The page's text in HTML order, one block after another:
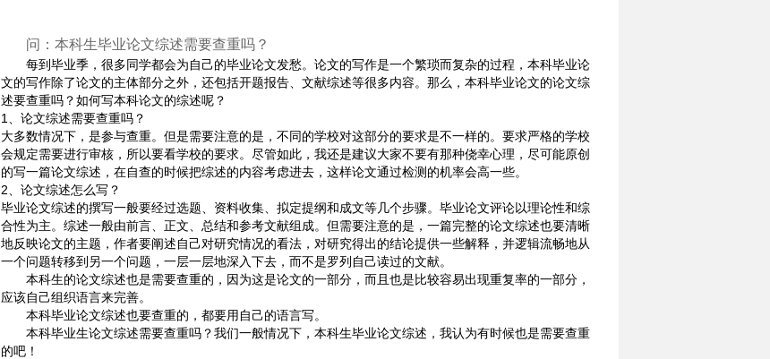
问：本科生毕业论文综述需要查重吗？
每到毕业季，很多同学都会为自己的毕业论文发愁。论文的写作是一个繁琐而复杂的过程，本科毕业论
文的写作除了论文的主体部分之外，还包括开题报告、文献综述等很多内容。那么，本科毕业论文的论文综
述要查重吗？如何写本科论文的综述呢？
1、论文综述需要查重吗？
大多数情况下，是参与查重。但是需要注意的是，不同的学校对这部分的要求是不一样的。要求严格的学校
会规定需要进行审核，所以要看学校的要求。尽管如此，我还是建议大家不要有那种侥幸心理，尽可能原创
的写一篇论文综述，在自查的时候把综述的内容考虑进去，这样论文通过检测的机率会高一些。
2、论文综述怎么写？
毕业论文综述的撰写一般要经过选题、资料收集、拟定提纲和成文等几个步骤。毕业论文评论以理论性和综
合性为主。综述一般由前言、正文、总结和参考文献组成。但需要注意的是，一篇完整的论文综述也要清晰
地反映论文的主题，作者要阐述自己对研究情况的看法，对研究得出的结论提供一些解释，并逻辑流畅地从
一个问题转移到另一个问题，一层一层地深入下去，而不是罗列自己读过的文献。
本科生的论文综述也是需要查重的，因为这是论文的一部分，而且也是比较容易出现重复率的一部分，
应该自己组织语言来完善。
本科毕业论文综述也要查重的，都要用自己的语言写。
本科毕业生论文综述需要查重吗？我们一般情况下，本科生毕业论文综述，我认为有时候也是需要查重
的吧！